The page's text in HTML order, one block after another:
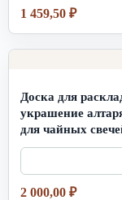
1 459,50 ₽
Доска для
украшение
для чайных
2 000,00 ₽